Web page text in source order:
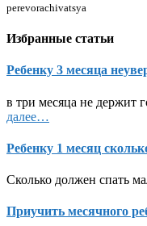
perevorachivatsya
Избранные статьи
Ребенку 3 месяца
в три месяца не держит
далее…
Ребенку 1 месяц
Cколько должен спать
Приучить месячного